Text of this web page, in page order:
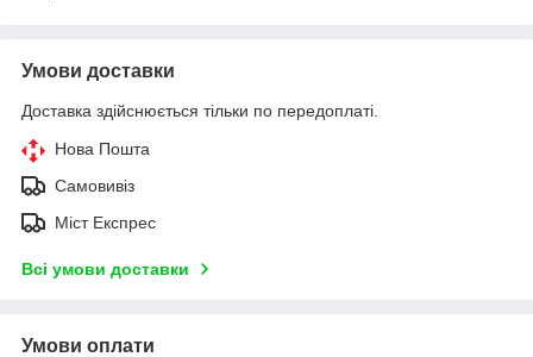
Умови доставки
Доставка здійснюється тільки по передоплаті.
Нова Пошта
Самовивіз
Міст Експрес
Всі умови доставки
Умови оплати